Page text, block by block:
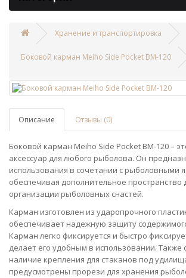
Хранение и транспортировка
Боковой карман Meiho Side Pocket BM-120
Описание Отзывы (0)
Боковой карман Meiho Side Pocket BM-120 –
аксессуар для любого рыболова. Он
использования в сочетании с рыболовными
обеспечивая дополнительное пространство
организации рыболовных снастей.
Карман изготовлен из ударопрочного
обеспечивает надежную защиту
Карман легко фиксируется и быстро
делает его удобным в использовании. Также
наличие крепления для стаканов под
предусмотрены прорези для хранения